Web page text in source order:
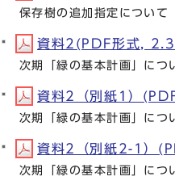
保存樹の追加指定について
資料2(PDF形式,
次期「緑の基本計画」につ
資料2（別紙1）
次期「緑の基本計画」につ
資料2（別紙2-1）
次期「緑の基本計画」につ